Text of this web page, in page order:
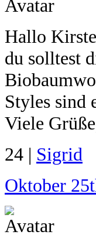
Hallo
du solltest
Styles sind
Viele
24 | Sigrid
Oktober